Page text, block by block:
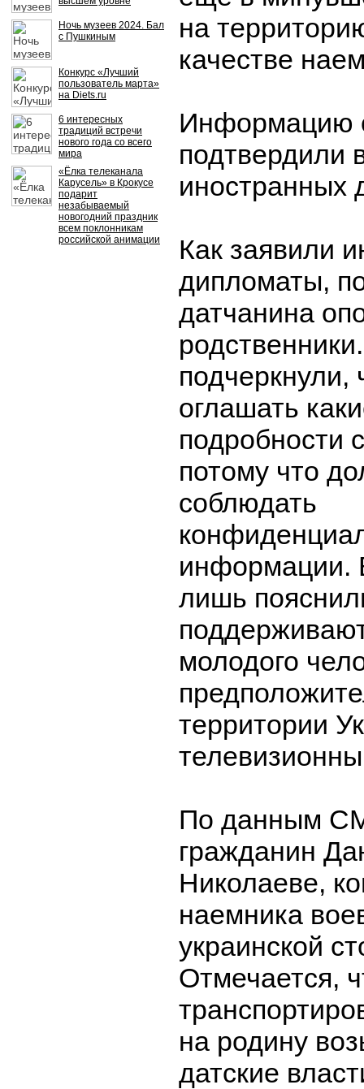
Ночь музеев 2024. Бал
с Пушкиным
Конкурс «Лучший
пользователь марта»
на Diets.ru
6 интересных
традиций встречи
нового года со всего
мира
«Ёлка телеканала
Карусель» в Крокусе
подарит
незабываемый
новогодний праздник
всем поклонникам
российской анимации
на
качестве
Информацию
подтвердили
иностранных
Как заявили
дипломаты,
датчанина
оглашать
подробности
потому что
соблюдать
информации.
лишь
молодого
территории
По данным
гражданин
Николаеве,
наемника
украинской
Отмечается,
на родину
датские